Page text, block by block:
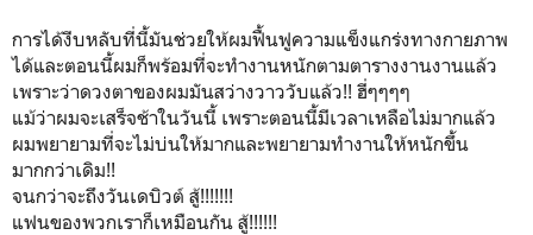
การได้งีบหลับที่นี้มันช่วยให้ผมฟื้นฟูความแข็งแกร่งทางกายภาพ
ได้และตอนนี้ผมก็พร้อมที่จะทำงานหนักตามตารางงานงานแล้ว
เพราะว่าดวงตาของผมมันสว่างวาววับแล้ว!! ฮี่ๆๆๆๆ
แม้ว่าผมจะเสร็จช้าในวันนี้ เพราะตอนนี้มีเวลาเหลือไม่มากแล้ว
ผมพยายามที่จะไม่บ่นให้มากและพยายามทำงานให้หนักขึ้น
มากกว่าเดิม!!
จนกว่าจะถึงวันเดบิวต์ สู้!!!!!!!
แฟนของพวกเราก็เหมือนกัน สู้!!!!!!